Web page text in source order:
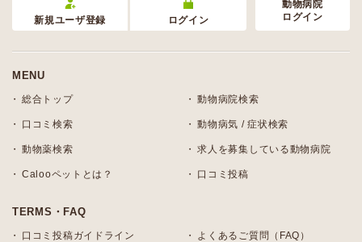
新規ユーザ登録 ログイン
動物病院
ログイン
MENU
総合トップ 動物病院検索
口コミ検索 動物病気 / 症状検索
動物薬検索 求人を募集している動物病院
Calooペットとは？ 口コミ投稿
TERMS・FAQ
口コミ投稿ガイドライン よくあるご質問（FAQ）